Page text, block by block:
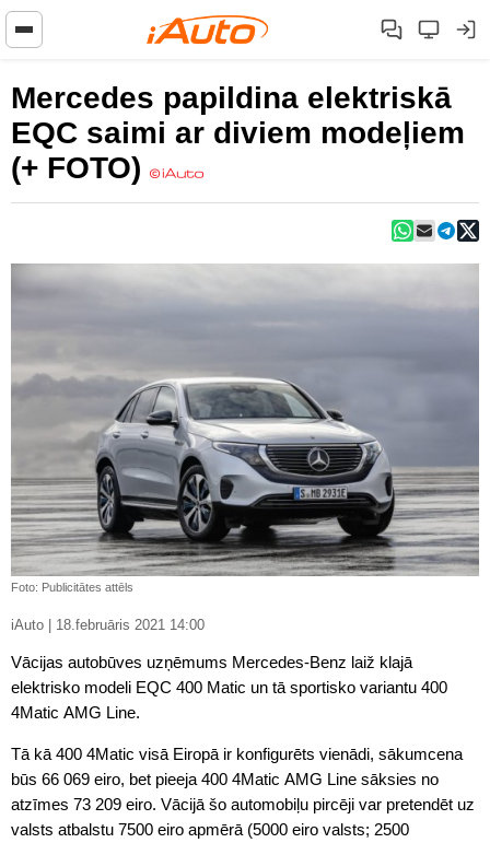
Mercedes papildina elektriskā
EQC saimi ar diviem modeļiem
(+ FOTO)
Foto: Publicitātes attēls
iAuto | 18.februāris 2021 14:00
Vācijas autobūves uzņēmums Mercedes-Benz laiž klajā
elektrisko modeli EQC 400 Matic un tā sportisko variantu 400
4Matic AMG Line.
Tā kā 400 4Matic visā Eiropā ir konfigurēts vienādi, sākumcena
būs 66 069 eiro, bet pieeja 400 4Matic AMG Line sāksies no
atzīmes 73 209 eiro. Vācijā šo automobiļu pircēji var pretendēt uz
valsts atbalstu 7500 eiro apmērā (5000 eiro valsts; 2500